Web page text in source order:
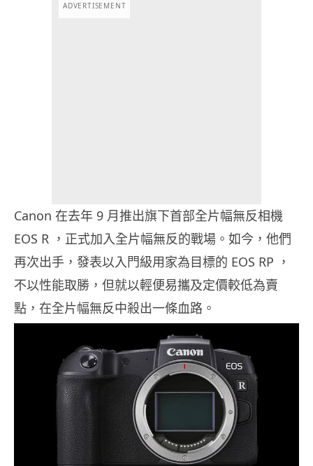
ADVERTISEMENT
Canon 在去年 9 月 推出旗下首部全片幅無反相機
EOS R ，正式加入全片幅無反的戰場。如今，他們
再次出手，發表以入門級用家為目標的 EOS RP
，
不以性能取勝，但就以輕便易攜及定價較低為賣
點，在全片幅無反中殺出一條血路。